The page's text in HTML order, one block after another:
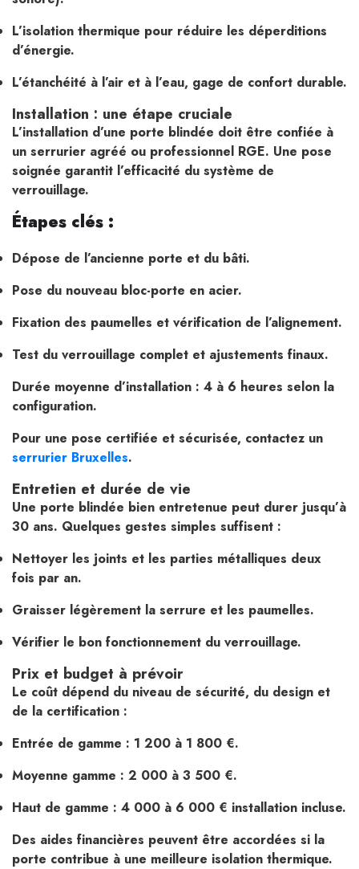
L’isolation thermique pour réduire les déperditions
d’énergie.
L’étanchéité à l’air et à l’eau, gage de confort durable.
Installation : une étape cruciale
L’installation d’une porte blindée doit être confiée à
un serrurier agréé ou professionnel RGE. Une pose
soignée garantit l’efficacité du système de
verrouillage.
Étapes clés :
Dépose de l’ancienne porte et du bâti.
Pose du nouveau bloc-porte en acier.
Fixation des paumelles et vérification de l’alignement.
Test du verrouillage complet et ajustements finaux.
Durée moyenne d’installation : 4 à 6 heures selon la
configuration.
Pour une pose certifiée et sécurisée, contactez un
serrurier Bruxelles.
Entretien et durée de vie
Une porte blindée bien entretenue peut durer jusqu’à
30 ans. Quelques gestes simples suffisent :
Nettoyer les joints et les parties métalliques deux
fois par an.
Graisser légèrement la serrure et les paumelles.
Vérifier le bon fonctionnement du verrouillage.
Prix et budget à prévoir
Le coût dépend du niveau de sécurité, du design et
de la certification :
Entrée de gamme : 1 200 à 1 800 €.
Moyenne gamme : 2 000 à 3 500 €.
Haut de gamme : 4 000 à 6 000 € installation incluse.
Des aides financières peuvent être accordées si la
porte contribue à une meilleure isolation thermique.